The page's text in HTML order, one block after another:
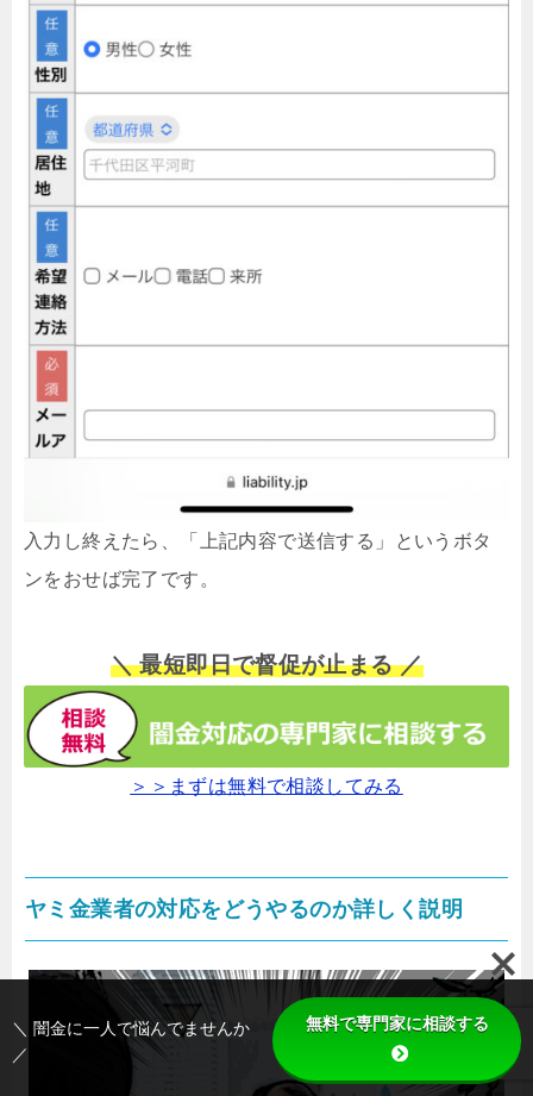
入力し終えたら、「上記内容で送信する」というボタ
ンをおせば完了です。
＼ 最短即日で督促が止まる ／
＞＞まずは無料で相談してみる
ヤミ金業者の対応をどうやるのか詳しく説明
＼ 闇金に一人で悩んでませんか
／
無料で専門家に相談する